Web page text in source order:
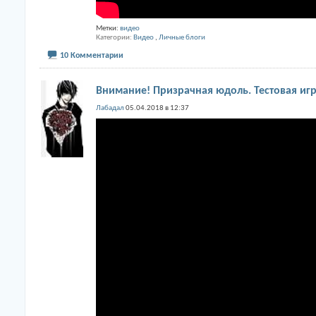
Метки: видео
Категории Видео , Личные блоги
10 Комментарии
Внимание! Призрачная юдоль. Тестовая
Лабадал 05.04.2018 в 12:37